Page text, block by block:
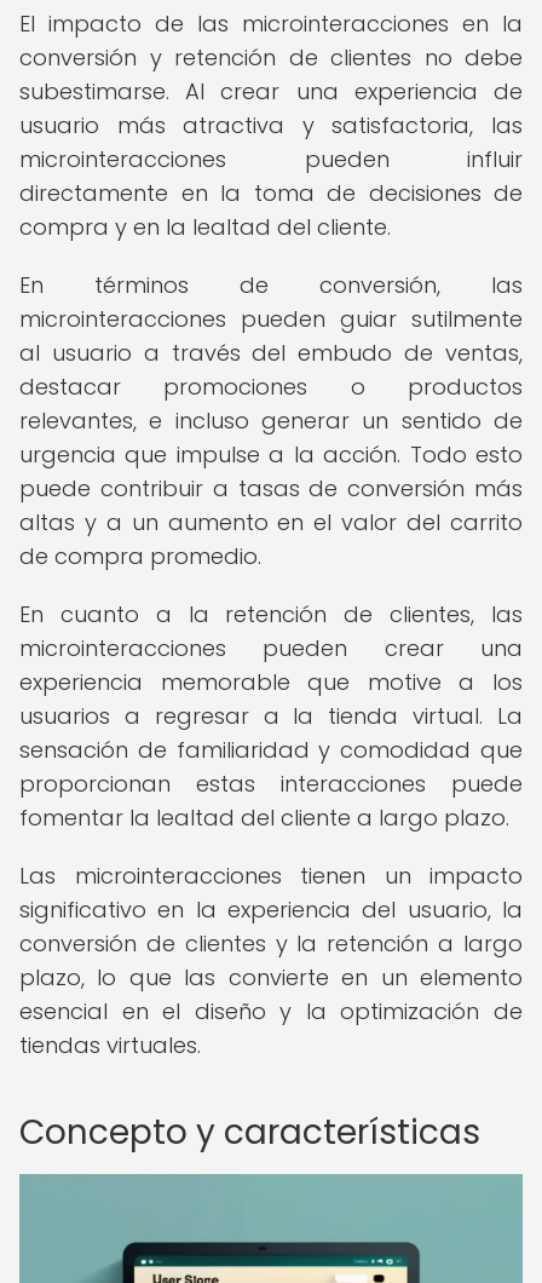
El impacto de las microinteracciones en la
conversión y retención de clientes no debe
subestimarse. Al crear una experiencia de
usuario más atractiva y satisfactoria, las
microinteracciones pueden influir
directamente en la toma de decisiones de
compra y en la lealtad del cliente.
En términos de conversión, las
microinteracciones pueden guiar sutilmente
al usuario a través del embudo de ventas,
destacar promociones o productos
relevantes, e incluso generar un sentido de
urgencia que impulse a la acción. Todo esto
puede contribuir a tasas de conversión más
altas y a un aumento en el valor del carrito
de compra promedio.
En cuanto a la retención de clientes, las
microinteracciones pueden crear una
experiencia memorable que motive a los
usuarios a regresar a la tienda virtual. La
sensación de familiaridad y comodidad que
proporcionan estas interacciones puede
fomentar la lealtad del cliente a largo plazo.
Las microinteracciones tienen un impacto
significativo en la experiencia del usuario, la
conversión de clientes y la retención a largo
plazo, lo que las convierte en un elemento
esencial en el diseño y la optimización de
tiendas virtuales.
Concepto y características